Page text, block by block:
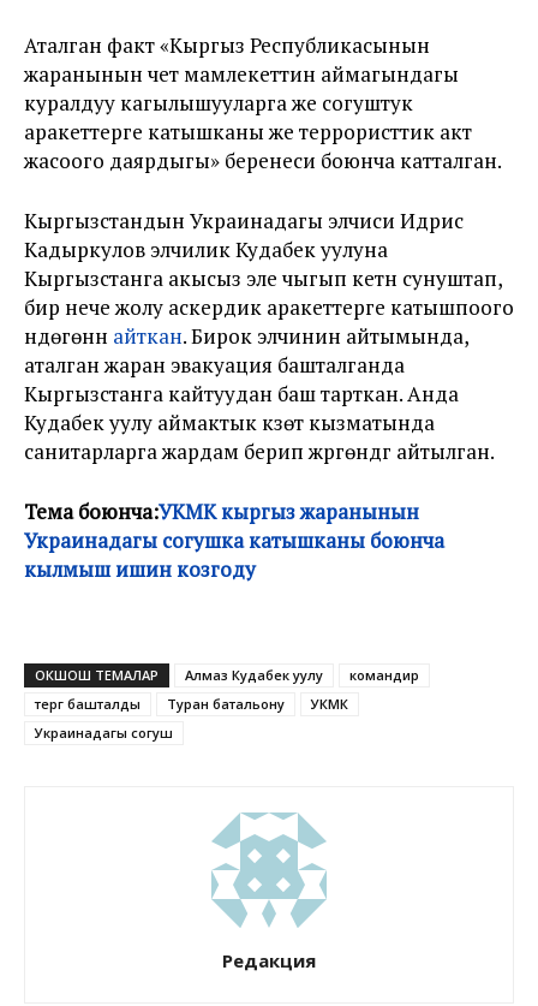
Аталган факт «Кыргыз Республикасынын
жаранынын чет мамлекеттин аймагындагы
куралдуу кагылышууларга же согуштук
аракеттерге катышканы же террористтик акт
жасоого даярдыгы» беренеси боюнча катталган.
Кыргызстандын Украинадагы элчиси Идрис
Кадыркулов элчилик Кудабек уулуна
Кыргызстанга акысыз эле чыгып кетүүнү сунуштап,
бир нече жолу аскердик аракеттерге катышпоого
үндөгөнүн айткан. Бирок элчинин айтымында,
аталган жаран эвакуация башталганда
Кыргызстанга кайтуудан баш тарткан. Анда
Кудабек уулу аймактык күзөт кызматында
санитарларга жардам берип жүргөндүгү айтылган.
Тема боюнча:УКМК кыргыз жаранынын
Украинадагы согушка катышканы боюнча
кылмыш ишин козгоду
ОКШОШ ТЕМАЛАР Алмаз Кудабек уулу
командир
тергөө башталды
Туран батальону
УКМК
Украинадагы согуш
Редакция